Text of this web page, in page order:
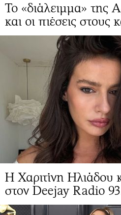
Το «διάλειμμα» της
και οι πιέσεις στους
Η Χαριτίνη Ηλιάδου
στον Deejay Radio